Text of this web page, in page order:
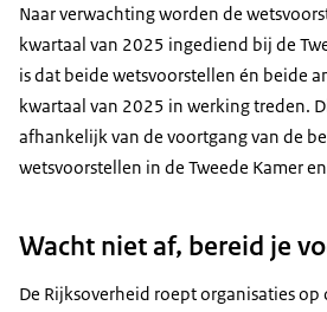
Naar verwachting worden de
kwartaal van 2025 ingediend bij de
is dat beide wetsvoorstellen én beide
kwartaal van 2025 in werking treden.
afhankelijk van de voortgang van de
wetsvoorstellen in de Tweede Kamer
Wacht niet af, bereid je
De Rijksoverheid roept organisaties op